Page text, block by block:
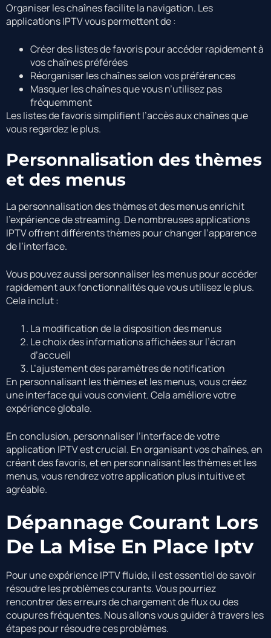
Organiser les chaînes facilite la navigation. Les
applications IPTV vous permettent de :
Créer des listes de favoris pour accéder rapidement à
vos chaînes préférées
Réorganiser les chaînes selon vos préférences
Masquer les chaînes que vous n’utilisez pas
fréquemment
Les listes de favoris simplifient l’accès aux chaînes que
vous regardez le plus.
Personnalisation des thèmes
et des menus
La personnalisation des thèmes et des menus enrichit
l’expérience de streaming. De nombreuses applications
IPTV offrent différents thèmes pour changer l’apparence
de l’interface.
Vous pouvez aussi personnaliser les menus pour accéder
rapidement aux fonctionnalités que vous utilisez le plus.
Cela inclut :
La modification de la disposition des menus
Le choix des informations affichées sur l’écran
d’accueil
L’ajustement des paramètres de notification
En personnalisant les thèmes et les menus, vous créez
une interface qui vous convient. Cela améliore votre
expérience globale.
En conclusion, personnaliser l’interface de votre
application IPTV est crucial. En organisant vos chaînes, en
créant des favoris, et en personnalisant les thèmes et les
menus, vous rendrez votre application plus intuitive et
agréable.
Dépannage Courant Lors
De La Mise En Place Iptv
Pour une expérience IPTV fluide, il est essentiel de savoir
résoudre les problèmes courants. Vous pourriez
rencontrer des erreurs de chargement de flux ou des
coupures fréquentes. Nous allons vous guider à travers les
étapes pour résoudre ces problèmes.